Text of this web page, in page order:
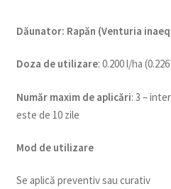
Dăunator: Rapăn (Venturia
Doza de utilizare: 0.200 l/ha
Număr maxim de aplicări: 3 –
este de 10 zile
Mod de utilizare
Se aplică preventiv sau curativ